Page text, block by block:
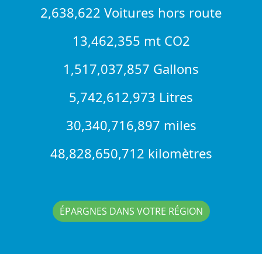
2,638,622 Voitures hors route
13,462,355 mt CO2
1,517,037,857 Gallons
5,742,612,973 Litres
30,340,716,897 miles
48,828,650,712 kilomètres
ÉPARGNES DANS VOTRE RÉGION